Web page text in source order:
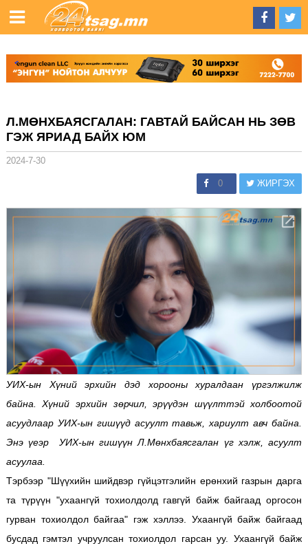
Л.МӨНХБАЯСГАЛАН: ГАВТАЙ БАЙСАН НЬ ЗӨВ
ГЭЖ ЯРИАД БАЙХ ЮМ
2024-7-30
0 ЖИРГЭХ
УИХ-ын Хүний эрхийн дэд хорооны хуралдаан үргэлжилж
байна. Хүний эрхийн зөрчил, эрүүдэн шүүлттэй холбоотой
асуудлаар УИХ-ын гишүүд асуулт тавьж, хариулт авч байна.
Энэ үеэр УИХ-ын гишүүн Л.Мөнхбаясгалан үг хэлж, асуулт
асуулаа.
Тэрбээр "Шүүхийн шийдвэр гүйцэтгэлийн ерөнхий газрын дарга
та түрүүн "ухаангүй тохиолдолд гавгүй байж байгаад оргосон
гурван тохиолдол байгаа" гэж хэллээ. Ухаангүй байж байгаад
бусдад гэмтэл учруулсан тохиолдол гарсан уу. Ухаангүй байж